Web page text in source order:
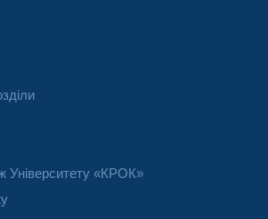
Університету «КРОК»